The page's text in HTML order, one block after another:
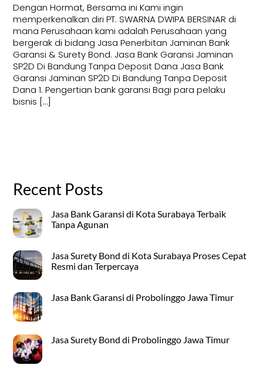
Dengan Hormat, Bersama ini Kami ingin
memperkenalkan diri PT. SWARNA DWIPA BERSINAR di
mana Perusahaan kami adalah Perusahaan yang
bergerak di bidang Jasa Penerbitan Jaminan Bank
Garansi & Surety Bond. Jasa Bank Garansi Jaminan
SP2D Di Bandung Tanpa Deposit Dana Jasa Bank
Garansi Jaminan SP2D Di Bandung Tanpa Deposit
Dana 1. Pengertian bank garansi Bagi para pelaku
bisnis […]
Recent Posts
Jasa Bank Garansi di Kota Surabaya Terbaik
Tanpa Agunan
Jasa Surety Bond di Kota Surabaya Proses Cepat
Resmi dan Terpercaya
Jasa Bank Garansi di Probolinggo Jawa Timur
Jasa Surety Bond di Probolinggo Jawa Timur